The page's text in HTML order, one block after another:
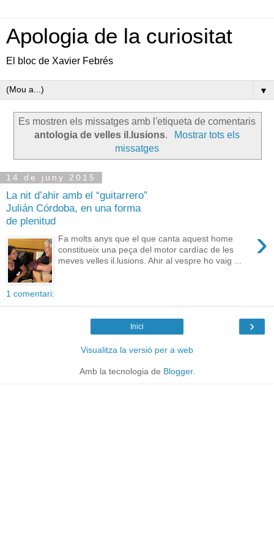
Apologia de la curiositat
El bloc de Xavier Febrés
▼
Es mostren els missatges amb l'etiqueta de comentaris
antologia de velles il.lusions.
Mostrar tots els
missatges
14 de juny 2015
La nit d’ahir amb el “guitarrero”
Julián Córdoba, en una forma
de plenitud
›
Fa molts anys que el que canta aquest home
constitueix una peça del motor cardíac de les
meves velles il.lusions. Ahir al vespre ho vaig ...
1 comentari:
›
Inici
Visualitza la versió per a web
Amb la tecnologia de Blogger.